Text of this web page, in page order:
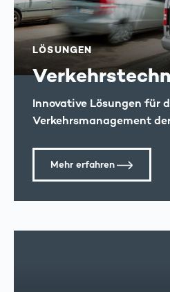
LÖSUNGEN
Innovative Lösungen für
Verkehrsmanagement
Mehr erfahren